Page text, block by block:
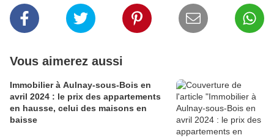
Vous aimerez aussi
Immobilier à Aulnay-sous-Bois en
avril 2024 : le prix des appartements
en hausse, celui des maisons en
baisse